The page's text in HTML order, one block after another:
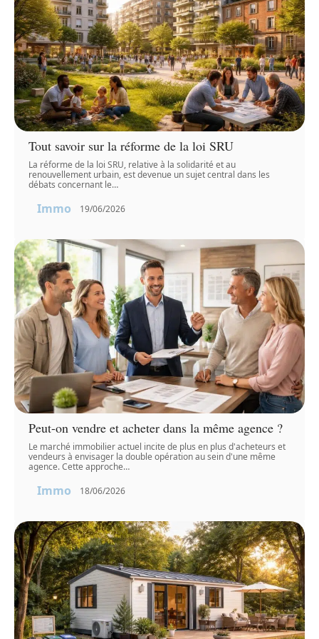
Tout savoir sur la réforme de la loi SRU
La réforme de la loi SRU, relative à la solidarité et au
renouvellement urbain, est devenue un sujet central dans les
débats concernant le…
Immo 19/06/2026
Peut-on vendre et acheter dans la même agence ?
Le marché immobilier actuel incite de plus en plus d'acheteurs et
vendeurs à envisager la double opération au sein d'une même
agence. Cette approche…
Immo 18/06/2026